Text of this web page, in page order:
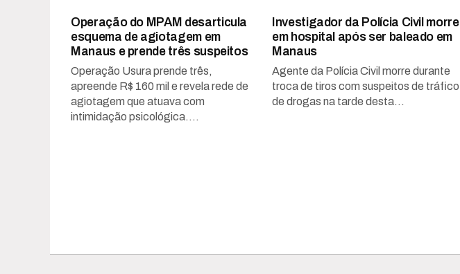
Operação do MPAM desarticula
esquema de agiotagem em
Manaus e prende três suspeitos
Operação Usura prende três,
apreende R$ 160 mil e revela rede de
agiotagem que atuava com
intimidação psicológica....
Investigador da Polícia Civil morre
em hospital após ser baleado em
Manaus
Agente da Polícia Civil morre durante
troca de tiros com suspeitos de tráfico
de drogas na tarde desta...